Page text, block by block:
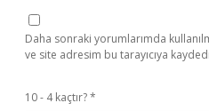
Daha sonraki yorumlarımda
ve site adresim bu tarayıcıya
10 - 4 kaçtır?*